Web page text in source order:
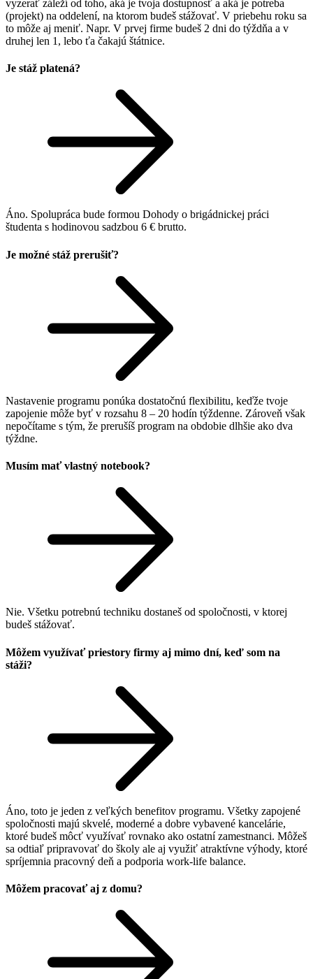
vyzerať záleží od toho, aká je tvoja dostupnosť a aká je potreba
(projekt) na oddelení, na ktorom budeš stážovať. V priebehu roku sa
to môže aj meniť. Napr. V prvej firme budeš 2 dni do týždňa a v
druhej len 1, lebo ťa čakajú štátnice.
Je stáž platená?
Áno. Spolupráca bude formou Dohody o brigádnickej práci
študenta s hodinovou sadzbou 6 € brutto.
Je možné stáž prerušiť?
Nastavenie programu ponúka dostatočnú flexibilitu, keďže tvoje
zapojenie môže byť v rozsahu 8 – 20 hodín týždenne. Zároveň však
nepočítame s tým, že prerušíš program na obdobie dlhšie ako dva
týždne.
Musím mať vlastný notebook?
Nie. Všetku potrebnú techniku dostaneš od spoločnosti, v ktorej
budeš stážovať.
Môžem využívať priestory firmy aj mimo dní, keď som na
stáži?
Áno, toto je jeden z veľkých benefitov programu. Všetky zapojené
spoločnosti majú skvelé, moderné a dobre vybavené kancelárie,
ktoré budeš môcť využívať rovnako ako ostatní zamestnanci. Môžeš
sa odtiaľ pripravovať do školy ale aj využiť atraktívne výhody, ktoré
spríjemnia pracovný deň a podporia work-life balance.
Môžem pracovať aj z domu?